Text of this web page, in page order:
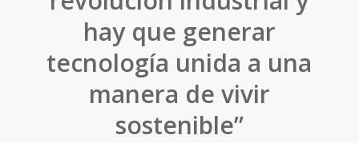
hay que generar
tecnología unida a una
manera de vivir
sostenible”